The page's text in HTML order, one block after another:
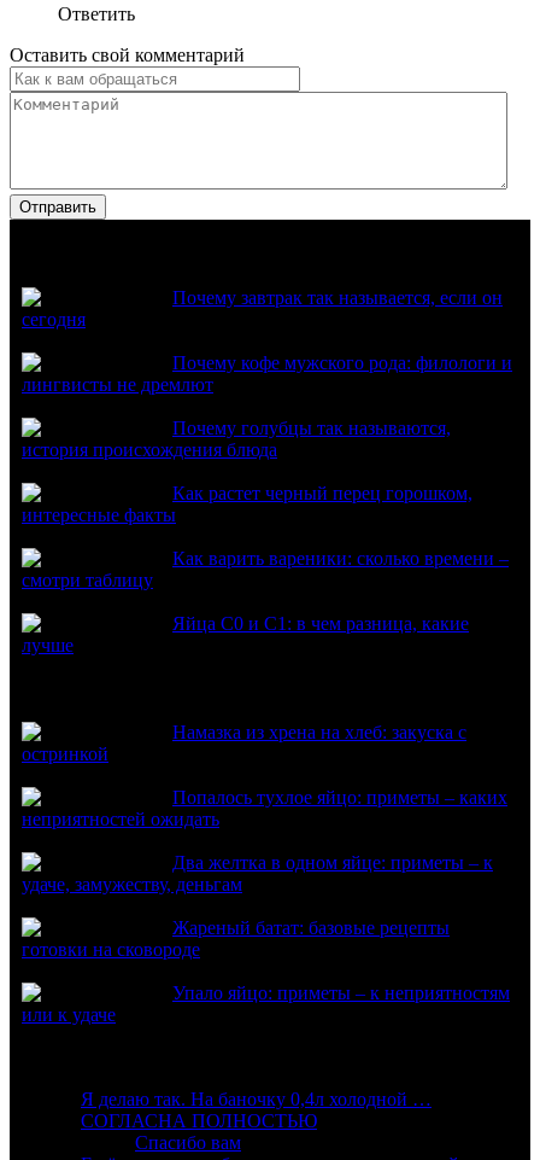
Ответить
Оставить свой комментарий
Почему завтрак так называется, если он
сегодня
Почему кофе мужского рода: филологи и
лингвисты не дремлют
Почему голубцы так называются,
история происхождения блюда
Как растет черный перец горошком,
интересные факты
Как варить вареники: сколько времени –
смотри таблицу
Яйца С0 и С1: в чем разница, какие
лучше
Намазка из хрена на хлеб: закуска с
остринкой
Попалось тухлое яйцо: приметы – каких
неприятностей ожидать
Два желтка в одном яйце: приметы – к
удаче, замужеству, деньгам
Жареный батат: базовые рецепты
готовки на сковороде
Упало яйцо: приметы – к неприятностям
или к удаче
Я делаю так. На баночку 0,4л холодной …
СОГЛАСНА ПОЛНОСТЬЮ
Спасибо вам